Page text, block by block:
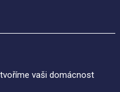
vaši domácnost